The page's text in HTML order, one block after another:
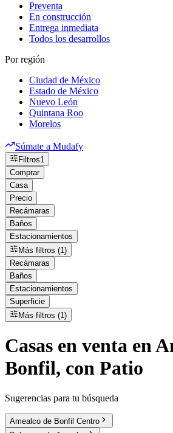
Preventa
En construcción
Entrega inmediata
Todos los desarrollos
Por región
Ciudad de México
Estado de México
Nuevo León
Quintana Roo
Morelos
Súmate a Mudafy
Filtros1
Comprar
Casa
Precio
Recámaras
Baños
Estacionamientos
Más filtros (1)
Recámaras
Baños
Estacionamientos
Superficie
Más filtros (1)
Casas en venta en
Bonfil, con Patio
Sugerencias para tu búsqueda
Amealco de Bonfil Centro